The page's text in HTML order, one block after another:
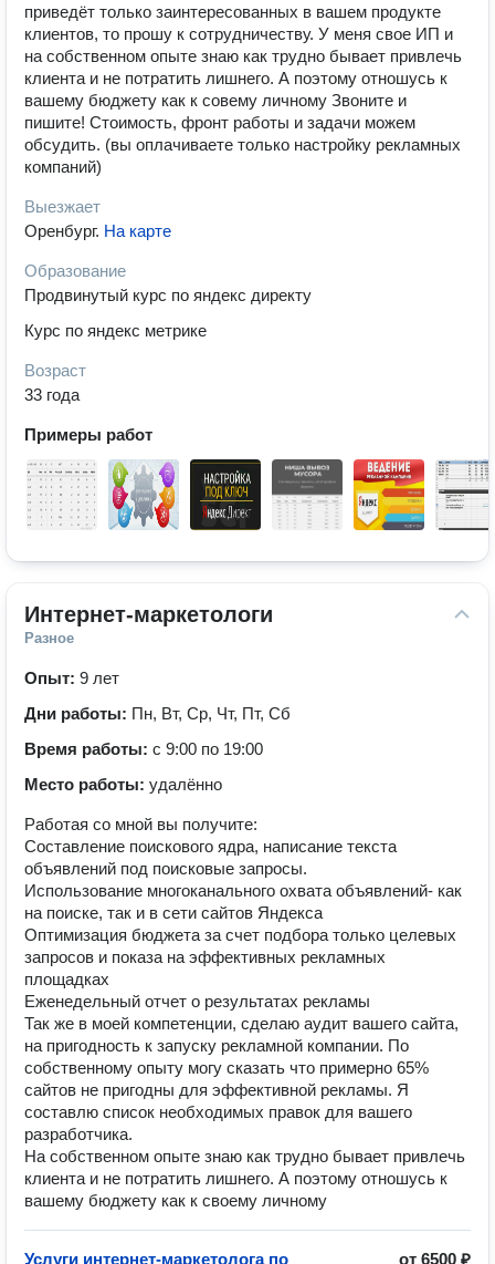
приведёт только заинтересованных в вашем продукте
клиентов, то прошу к сотрудничеству. У меня свое ИП и
на собственном опыте знаю как трудно бывает привлечь
клиента и не потратить лишнего. А поэтому отношусь к
вашему бюджету как к совему личному Звоните и
пишите! Стоимость, фронт работы и задачи можем
обсудить. (вы оплачиваете только настройку рекламных
компаний)
Выезжает
Оренбург. На карте
Образование
Продвинутый курс по яндекс директу
Курс по яндекс метрике
Возраст
33 года
Примеры работ
Интернет-маркетологи
Разное
Опыт: 9 лет
Дни работы: Пн, Вт, Ср, Чт, Пт, Сб
Время работы: с 9:00 по 19:00
Место работы: удалённо
Работая со мной вы получите:
Составление поискового ядра, написание текста
объявлений под поисковые запросы.
Использование многоканального охвата объявлений- как
на поиске, так и в сети сайтов Яндекса
Оптимизация бюджета за счет подбора только целевых
запросов и показа на эффективных рекламных
площадках
Еженедельный отчет о результатах рекламы
Так же в моей компетенции, сделаю аудит вашего сайта,
на пригодность к запуску рекламной компании. По
собственному опыту могу сказать что примерно 65%
сайтов не пригодны для эффективной рекламы. Я
составлю список необходимых правок для вашего
разработчика.
На собственном опыте знаю как трудно бывает привлечь
клиента и не потратить лишнего. А поэтому отношусь к
вашему бюджету как к своему личному
от 6500 ₽
Услуги интернет-маркетолога по